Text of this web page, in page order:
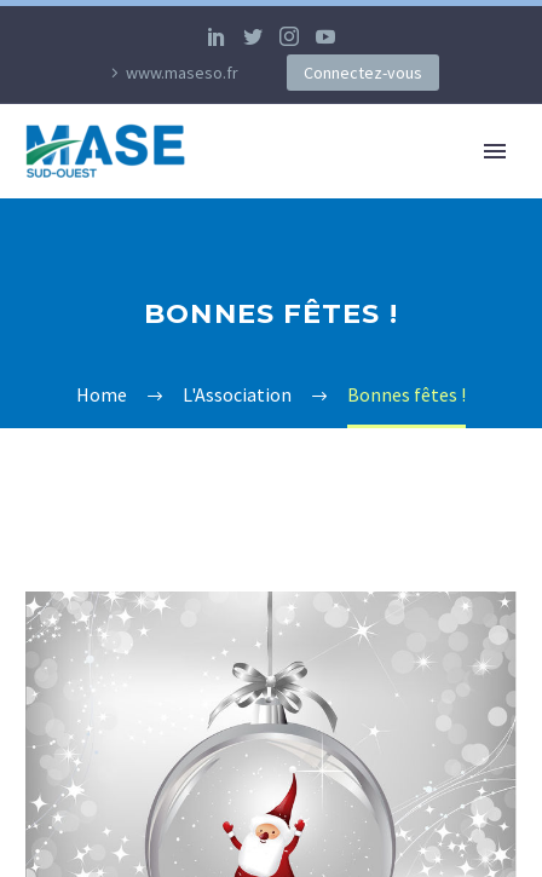
www.maseso.fr Connectez-vous
BONNES FÊTES !
Home L'Association Bonnes fêtes !